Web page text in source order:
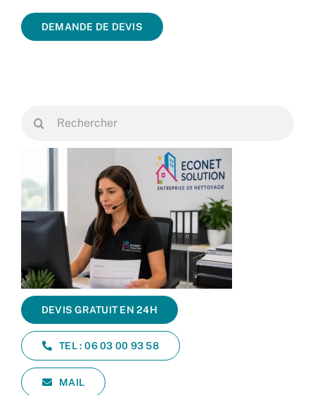
DEMANDE DE DEVIS
DEVIS GRATUIT EN 24H
TEL : 06 03 00 93 58
MAIL